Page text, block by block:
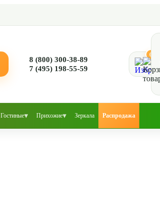
8 (800) 300-38-89
7 (495) 198-55-59
0
Гостиные▾ Прихожие▾ Зеркала Распродажа